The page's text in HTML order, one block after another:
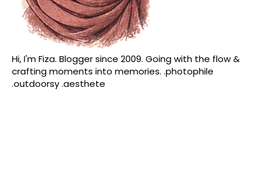
Hi, I'm Fiza. Blogger since 2009. Going with the flow &
crafting moments into memories. .photophile
.outdoorsy .aesthete